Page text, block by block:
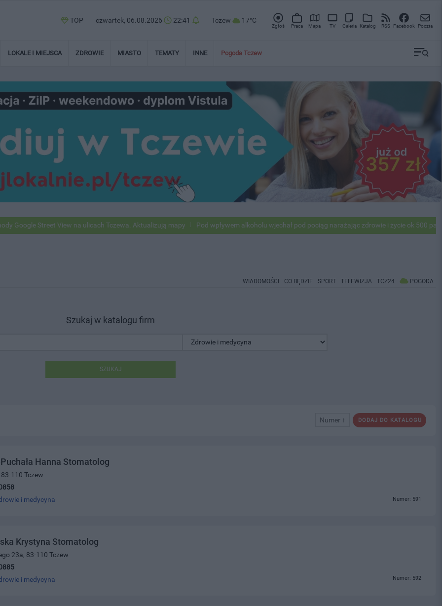
TOP czwartek, 06.08.2026 22:41 Tczew 17°C
Zgłoś Praca Mapa TV Galeria Katalog RSS Facebook Poczta
LOKALE I MIEJSCA ZDROWIE MIASTO TEMATY INNE Pogoda Tczew
Street View na ulicach Tczewa. Aktualizują mapy Pod wpływem alkoholu wjechał pod pociąg narażając zdrowie i życie ok 500 pasażerów!
WIADOMOŚCI CO BĘDZIE SPORT TELEWIZJA TCZ24 POGODA
Szukaj w katalogu firm
SZUKAJ
DODAJ DO KATALOGU
Numer ↑
Hanna Stomatolog
110 Tczew
i medycyna Numer: 591
Krystyna Stomatolog
23a, 83-110 Tczew
i medycyna Numer: 592